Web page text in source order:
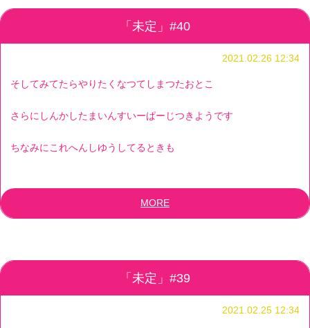
「未定」#40
2021.02.26 12:34
そしてみてたらやりたくなつてしまつたおとこ
さらにしんかしたまいんすいーぱーじつきようです
ちなみにこれへんしゆうしてるときも
MORE
「未定」#39
2021.02.25 12:34